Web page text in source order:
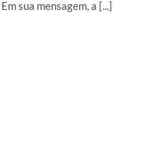
sua mensagem, a [...]